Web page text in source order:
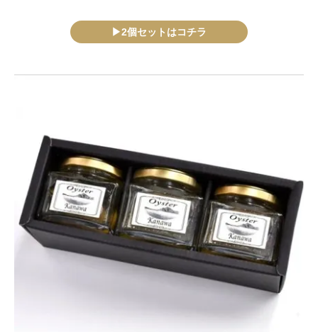
▶2個セットはコチラ